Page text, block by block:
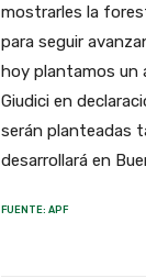
mostrarles la
para seguir
hoy plantamos un
Giudici en
serán planteadas
desarrollará en
FUENTE: APF